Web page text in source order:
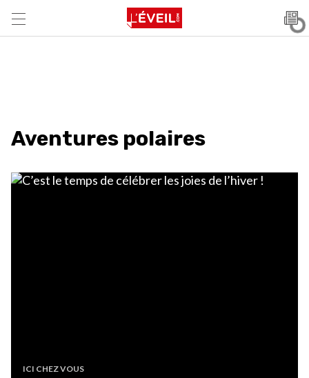
Aventures polaires
ICI CHEZ VOUS